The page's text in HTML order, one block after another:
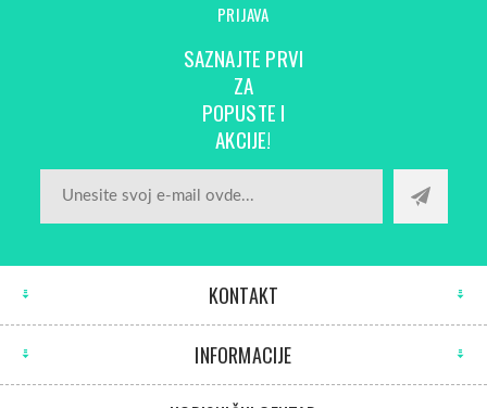
PRIJAVA
SAZNAJTE PRVI
ZA
POPUSTE I
AKCIJE!
KONTAKT
INFORMACIJE